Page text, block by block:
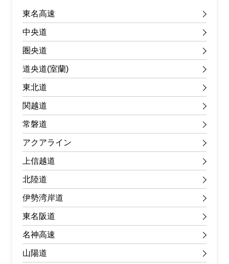
東名高速
中央道
圏央道
道央道(室蘭)
東北道
関越道
常磐道
アクアライン
上信越道
北陸道
伊勢湾岸道
東名阪道
名神高速
山陽道